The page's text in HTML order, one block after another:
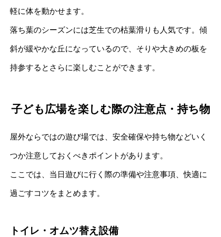
軽に体を動かせます。
落ち葉のシーズンには芝生での枯葉滑りも人気です。傾
斜が緩やかな丘になっているので、そりや大きめの板を
持参するとさらに楽しむことができます。
子ども広場を楽しむ際の注意点・持ち物
屋外ならではの遊び場では、安全確保や持ち物などいく
つか注意しておくべきポイントがあります。
ここでは、当日遊びに行く際の準備や注意事項、快適に
過ごすコツをまとめます。
トイレ・オムツ替え設備